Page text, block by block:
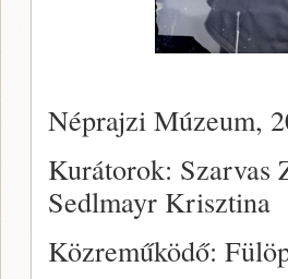
Néprajzi Múzeum,
Kurátorok: Szarvas
Sedlmayr Krisztina
Közreműködő: